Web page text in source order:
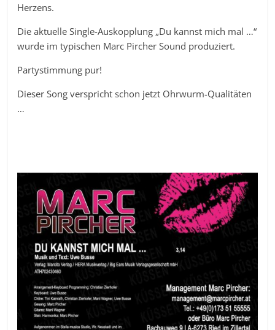
Herzens.
Die aktuelle Single-Auskopplung „Du kannst mich mal …“
wurde im typischen Marc Pircher Sound produziert.
Partystimmung pur!
Dieser Song verspricht schon jetzt Ohrwurm-Qualitäten
…